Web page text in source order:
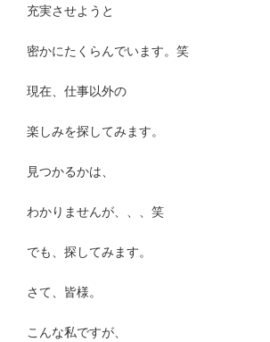
充実させようと
密かにたくらんでいます。笑
現在、仕事以外の
楽しみを探してみます。
見つかるかは、
わかりませんが、、、笑
でも、探してみます。
さて、皆様。
こんな私ですが、